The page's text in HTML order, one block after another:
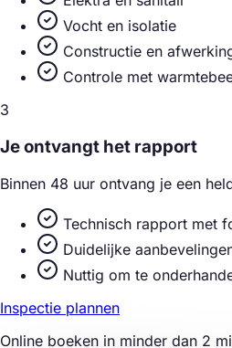
Vocht en isolatie
Constructie en
Controle met
3
Je ontvangt het rapport
Binnen 48 uur ontvang je een
Technisch rapport met
Duidelijke
Nuttig om te
Inspectie plannen
Online boeken in minder dan 2